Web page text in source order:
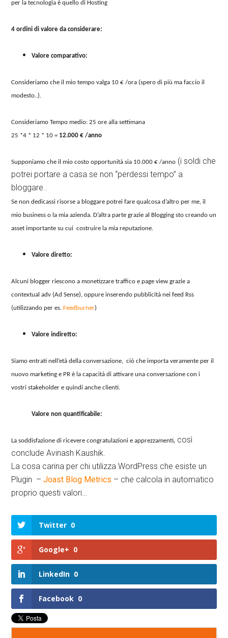
per la tecnologia è quello di Hosting
4 ordini di valore da considerare:
Valore comparativo:
Consideriamo che il mio tempo valga 10 € /ora (spero di più ma faccio il
modesto..).
Consideriamo Tempo medio: 25 ore alla settimana
25 *4 * 12 * 10 = 12.000 € /anno
Supponiamo che il mio costo opportunità sia 10.000 € /anno (i soldi che
potrei portare a casa se non “perdessi tempo” a
bloggare..
Se non dedicassi risorse a bloggare potrei fare qualcosa d’altro per me, il
mio business o la mia azienda. D’altra parte grazie al Blogging sto creando un
asset importante su cui costruire la mia reputazione.
Valore diretto:
Alcuni blogger riescono a monetizzare traffico e page view grazie a
contextual adv (Ad Sense), oppure inserendo pubblicità nei feed Rss
(utilizzando per es. Feedburner)
Valore indiretto:
Siamo entrati nell’età della conversazione, ciò che importa veramente per il
nuovo marketing e PR è la capacità di attivare una conversazione con i
vostri stakeholder e quindi anche clienti.
Valore non quantificabile:
La soddisfazione di ricevere congratulazioni e apprezzamenti, così
conclude Avinash Kaushik.
La cosa carina per chi utilizza WordPress che esiste un
Plugin –Joast Blog Metrics – che calcola in automatico
proprio questi valori…
Twitter 0
Google+ 0
LinkedIn 0
Facebook 0